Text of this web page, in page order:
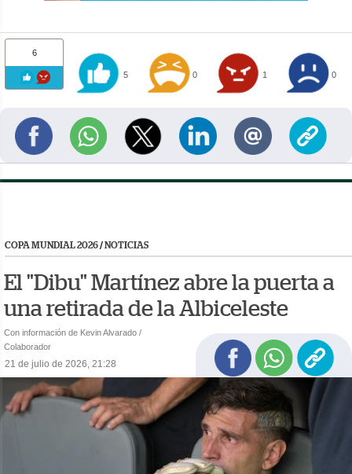
6
5 0 1 0
COPA MUNDIAL 2026/NOTICIAS
El "Dibu" Martínez abre la puerta a
una retirada de la Albiceleste
Con información de Kevin Alvarado /
Colaborador
21 de julio de 2026, 21:28